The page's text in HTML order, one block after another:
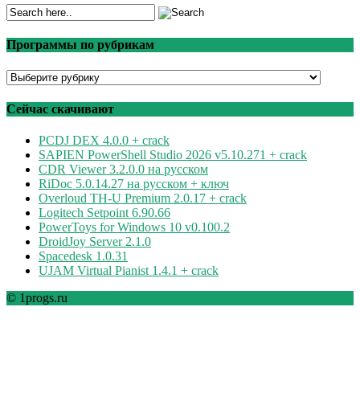
Программы по рубрикам
Программы
рубрикам
Сейчас скачивают
PCDJ DEX 4.0.0 + crack
SAPIEN PowerShell Studio 2026 v5.10.271 + crack
CDR Viewer 3.2.0.0 на русском
RiDoc 5.0.14.27 на русском + ключ
Overloud TH-U Premium 2.0.17 + crack
Logitech Setpoint 6.90.66
PowerToys for Windows 10 v0.100.2
DroidJoy Server 2.1.0
Spacedesk 1.0.31
UJAM Virtual Pianist 1.4.1 + crack
© 1progs.ru